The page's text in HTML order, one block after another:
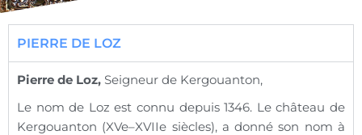
PIERRE DE LOZ
Pierre de Loz, Seigneur de Kergouanton,
Le nom de Loz est connu depuis 1346. Le château de
Kergouanton (XVe–XVIIe siècles), a donné son nom à